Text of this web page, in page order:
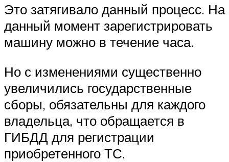
Это затягивало данный процесс. На
данный момент зарегистрировать
машину можно в течение часа.
Но с изменениями существенно
увеличились государственные
сборы, обязательны для каждого
владельца, что обращается в
ГИБДД для регистрации
приобретенного ТС.